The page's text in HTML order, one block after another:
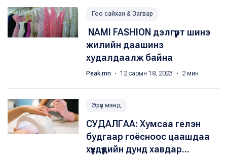
Гоо сайхан & Загвар
​ NAMI FASHION дэлгүүрт шинэ
жилийн даашинз
худалдаалж байна
Peak.mn ・ 12 сарын 18, 2023 ・ 2 мин
Эрүүл мэнд
СУДАЛГАА: Хумсаа гелэн
будгаар гоёсноос цаашдаа
хүүхдүүдийн дунд хавдар...